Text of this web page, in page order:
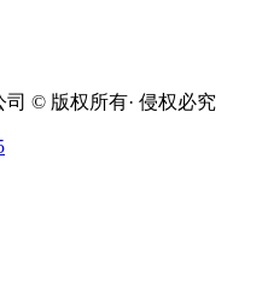
© 版权所有· 侵权必究